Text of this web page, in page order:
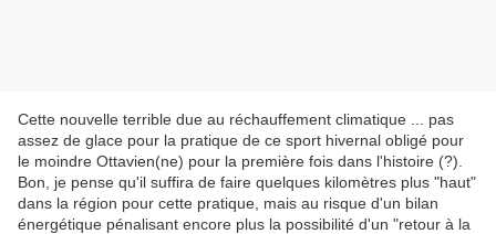
Cette nouvelle terrible due au réchauffement climatique ... pas
assez de glace pour la pratique de ce sport hivernal obligé pour
le moindre Ottavien(ne) pour la première fois dans l'histoire (?).
Bon, je pense qu'il suffira de faire quelques kilomètres plus "haut"
dans la région pour cette pratique, mais au risque d'un bilan
énergétique pénalisant encore plus la possibilité d'un "retour à la